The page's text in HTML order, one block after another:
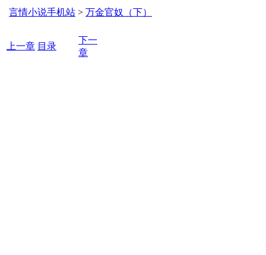
言情小说手机站 > 万金官奴（下）
上一章 目录
下一
章